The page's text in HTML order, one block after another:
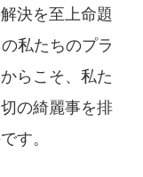
決を至上命題
私たちのプラ
らこそ、私た
の綺麗事を排
す。